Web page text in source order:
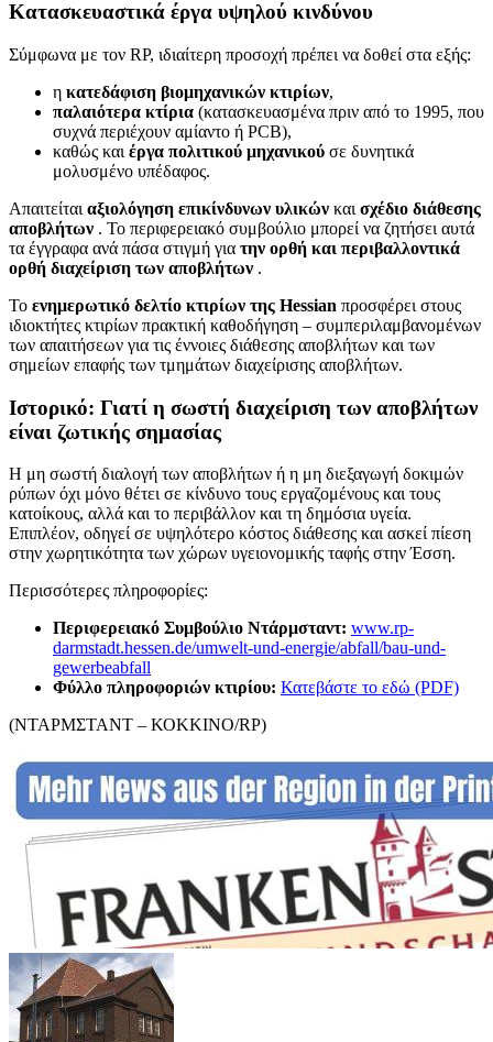
Κατασκευαστικά έργα υψηλού κινδύνου
Σύμφωνα με τον RP, ιδιαίτερη προσοχή πρέπει να δοθεί στα εξής:
η κατεδάφιση βιομηχανικών κτιρίων,
παλαιότερα κτίρια (κατασκευασμένα πριν από το 1995, που
συχνά περιέχουν αμίαντο ή PCB),
καθώς και έργα πολιτικού μηχανικού σε δυνητικά
μολυσμένο υπέδαφος.
Απαιτείται αξιολόγηση επικίνδυνων υλικών και σχέδιο διάθεσης
αποβλήτων . Το περιφερειακό συμβούλιο μπορεί να ζητήσει αυτά
τα έγγραφα ανά πάσα στιγμή για την ορθή και περιβαλλοντικά
ορθή διαχείριση των αποβλήτων .
Το ενημερωτικό δελτίο κτιρίων της Hessian προσφέρει στους
ιδιοκτήτες κτιρίων πρακτική καθοδήγηση – συμπεριλαμβανομένων
των απαιτήσεων για τις έννοιες διάθεσης αποβλήτων και των
σημείων επαφής των τμημάτων διαχείρισης αποβλήτων.
Ιστορικό: Γιατί η σωστή διαχείριση των αποβλήτων
είναι ζωτικής σημασίας
Η μη σωστή διαλογή των αποβλήτων ή η μη διεξαγωγή δοκιμών
ρύπων όχι μόνο θέτει σε κίνδυνο τους εργαζομένους και τους
κατοίκους, αλλά και το περιβάλλον και τη δημόσια υγεία.
Επιπλέον, οδηγεί σε υψηλότερο κόστος διάθεσης και ασκεί πίεση
στην χωρητικότητα των χώρων υγειονομικής ταφής στην Έσση.
Περισσότερες πληροφορίες:
Περιφερειακό Συμβούλιο Ντάρμσταντ: www.rp-
darmstadt.hessen.de/umwelt-und-energie/abfall/bau-und-
gewerbeabfall
Φύλλο πληροφοριών κτιρίου: Κατεβάστε το εδώ (PDF)
(ΝΤΑΡΜΣΤΑΝΤ – ΚΟΚΚΙΝΟ/RP)